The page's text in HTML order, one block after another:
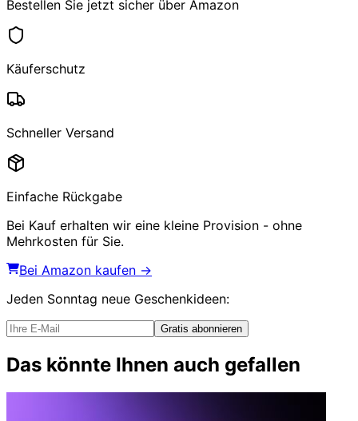
Bestellen Sie jetzt sicher über Amazon
Käuferschutz
Schneller Versand
Einfache Rückgabe
Bei Kauf erhalten wir eine kleine Provision - ohne
Mehrkosten für Sie.
Bei Amazon kaufen →
Jeden Sonntag neue Geschenkideen:
Gratis abonnieren
Das könnte Ihnen auch gefallen